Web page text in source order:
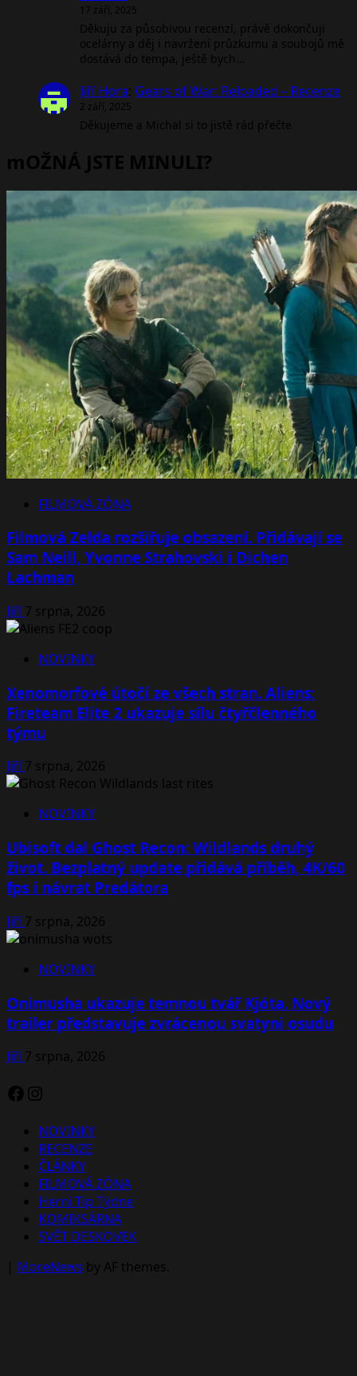
17 září, 2025
Děkuju za působivou recenzí, právě dokončuji
ocelárny a děj i navržení průzkumu a soubojů mě
dostává do tempa, ještě bych…
Jiří Hora: Gears of War: Reloaded – Recenze
2 září, 2025
Děkujeme a Michal si to jistě rád přečte
mOŽNÁ JSTE MINULI?
FILMOVÁ ZÓNA
Filmová Zelda rozšiřuje obsazení. Přidávají se
Sam Neill, Yvonne Strahovski i Dichen
Lachman
Jiří7 srpna, 2026
NOVINKY
Xenomorfové útočí ze všech stran. Aliens:
Fireteam Elite 2 ukazuje sílu čtyřčlenného
týmu
Jiří7 srpna, 2026
NOVINKY
Ubisoft dal Ghost Recon: Wildlands druhý
život. Bezplatný update přidává příběh, 4K/60
fps i návrat Predátora
Jiří7 srpna, 2026
NOVINKY
Onimusha ukazuje temnou tvář Kjóta. Nový
trailer představuje zvrácenou svatyni osudu
Jiří7 srpna, 2026
Facebook
Instagram
NOVINKY
RECENZE
ČLÁNKY
FILMOVÁ ZÓNA
Herní Tip Týdne
KOMIKSÁRNA
SVĚT DESKOVEK
| MoreNews by AF themes.